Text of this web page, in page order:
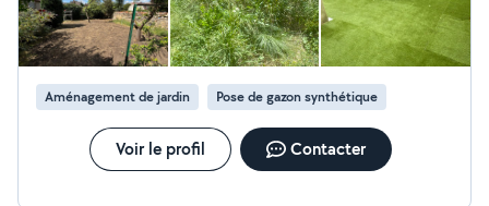
Aménagement de jardin Pose de gazon synthétique
Voir le profil Contacter